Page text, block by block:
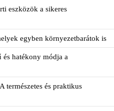
eszközök a sikeres
egyben környezetbarátok is
és hatékony módja a
természetes és praktikus